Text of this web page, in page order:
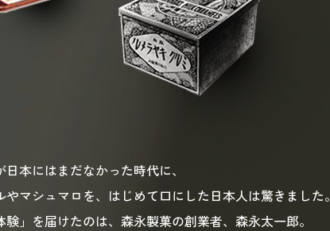
本にはまだなかった時代に、
やマシュマロを、はじめて口にした日本人は驚きました。
験」を届けたのは、森永製菓の創業者、森永太一郎。